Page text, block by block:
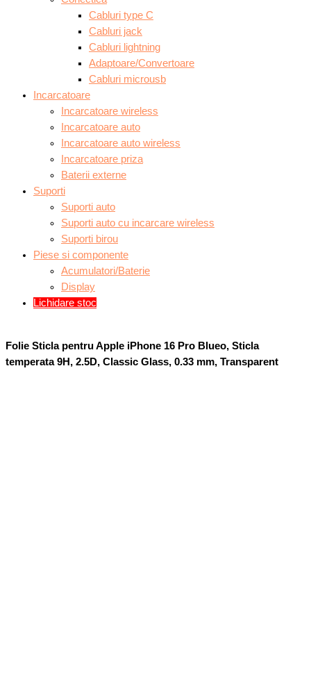
Cabluri type C
Cabluri jack
Cabluri lightning
Adaptoare/Convertoare
Cabluri microusb
Incarcatoare
Incarcatoare wireless
Incarcatoare auto
Incarcatoare auto wireless
Incarcatoare priza
Baterii externe
Suporti
Suporti auto
Suporti auto cu incarcare wireless
Suporti birou
Piese si componente
Acumulatori/Baterie
Display
Lichidare stoc
Folie Sticla pentru Apple iPhone 16 Pro Blueo, Sticla
temperata 9H, 2.5D, Classic Glass, 0.33 mm, Transparent